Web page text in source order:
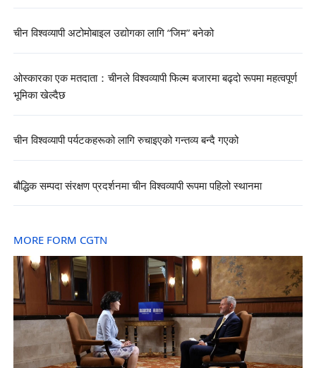
चीन विश्वव्यापी अटोमोबाइल उद्योगका लागि “जिम” बनेको
ओस्कारका एक मतदाता：चीनले विश्वव्यापी फिल्म बजारमा बढ्दो रूपमा महत्वपूर्ण
भूमिका खेल्दैछ
चीन विश्वव्यापी पर्यटकहरूको लागि रुचाइएको गन्तव्य बन्दै गएको
बौद्धिक सम्पदा संरक्षण प्रदर्शनमा चीन विश्वव्यापी रूपमा पहिलो स्थानमा
MORE FORM CGTN